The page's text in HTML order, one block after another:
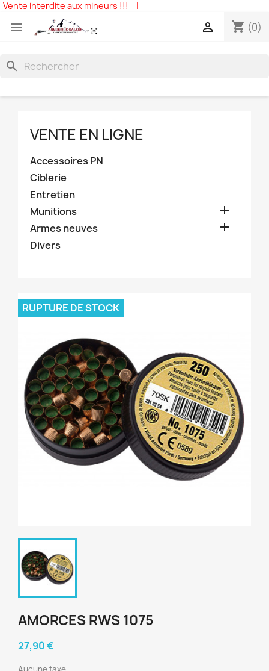
Vente interdite aux mineurs !!! |
 shopping_cart (0)

search
VENTE EN LIGNE
Accessoires PN
Ciblerie
Entretien
Munitions

Armes neuves 
Divers
RUPTURE DE STOCK
AMORCES RWS 1075
27,90 €